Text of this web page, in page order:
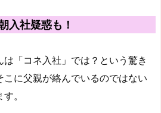
入社疑惑も！
「コネ入社」では？という驚き
に父親が絡んでいるのではない
。